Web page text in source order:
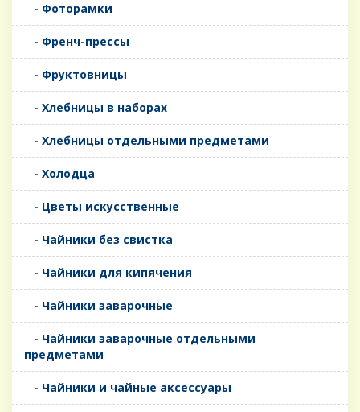
- Фоторамки
- Френч-прессы
- Фруктовницы
- Хлебницы в наборах
- Хлебницы отдельными предметами
- Холодца
- Цветы искусственные
- Чайники без свистка
- Чайники для кипячения
- Чайники заварочные
- Чайники заварочные отдельными
предметами
- Чайники и чайные аксессуары